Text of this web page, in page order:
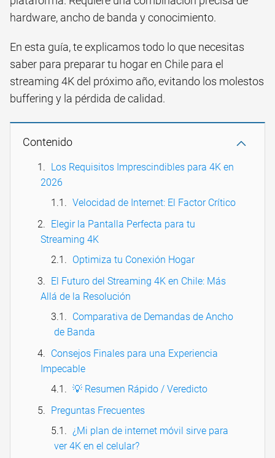
hardware, ancho de banda y conocimiento.
En esta guía, te explicamos todo lo que necesitas
saber para preparar tu hogar en Chile para el
streaming 4K del próximo año, evitando los molestos
buffering y la pérdida de calidad.
Contenido
Los Requisitos Imprescindibles para 4K en
2026
Velocidad de Internet: El Factor Crítico
Elegir la Pantalla Perfecta para tu
Streaming 4K
Optimiza tu Conexión Hogar
El Futuro del Streaming 4K en Chile: Más
Allá de la Resolución
Comparativa de Demandas de Ancho
de Banda
Consejos Finales para una Experiencia
Impecable
💡 Resumen Rápido / Veredicto
Preguntas Frecuentes
¿Mi plan de internet móvil sirve para
ver 4K en el celular?